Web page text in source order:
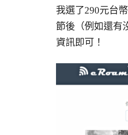
我選了290元台
節後（例如還有
資訊即可！